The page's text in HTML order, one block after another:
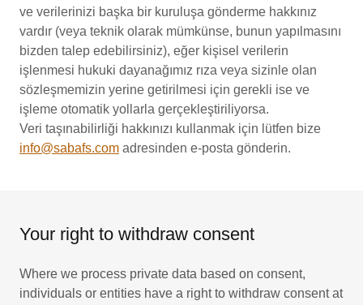
ve verilerinizi başka bir kuruluşa gönderme hakkınız
vardır (veya teknik olarak mümkünse, bunun yapılmasını
bizden talep edebilirsiniz), eğer kişisel verilerin
işlenmesi hukuki dayanağımız rıza veya sizinle olan
sözleşmemizin yerine getirilmesi için gerekli ise ve
işleme otomatik yollarla gerçekleştiriliyorsa.
Veri taşınabilirliği hakkınızı kullanmak için lütfen bize
info@sabafs.com adresinden e-posta gönderin.
Your right to withdraw consent
Where we process private data based on consent,
individuals or entities have a right to withdraw consent at